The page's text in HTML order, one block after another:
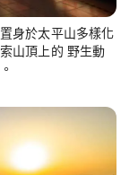
身於太平山多樣化
山頂上的 野生動